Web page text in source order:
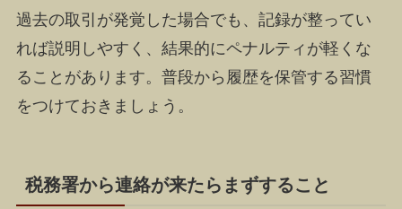
過去の取引が発覚した場合でも、記録が整ってい
れば説明しやすく、結果的にペナルティが軽くな
ることがあります。普段から履歴を保管する習慣
をつけておきましょう。
税務署から連絡が来たらまずすること